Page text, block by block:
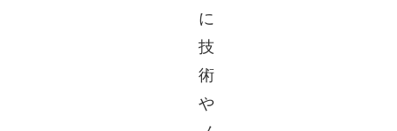
に
技
術
や